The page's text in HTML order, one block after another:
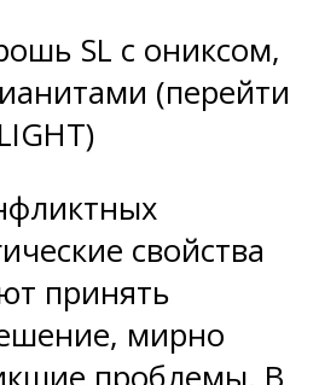
SL с ониксом,
(перейти
свойства
принять
мирно